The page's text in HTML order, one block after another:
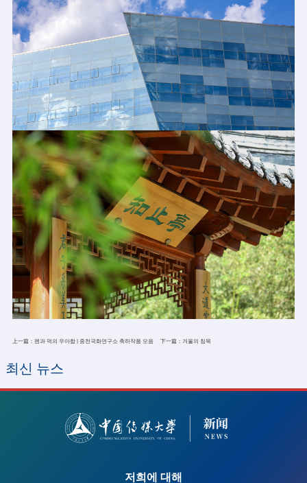
上一篇： 펜과 먹의 우아함 | 중천국화연구소 축하작품 모음 下一篇： 겨울의 침묵
최신 뉴스
2023-10-11
A statement on the statement of the 2020 China
Enterprise Plus Management Forum
저희에 대해